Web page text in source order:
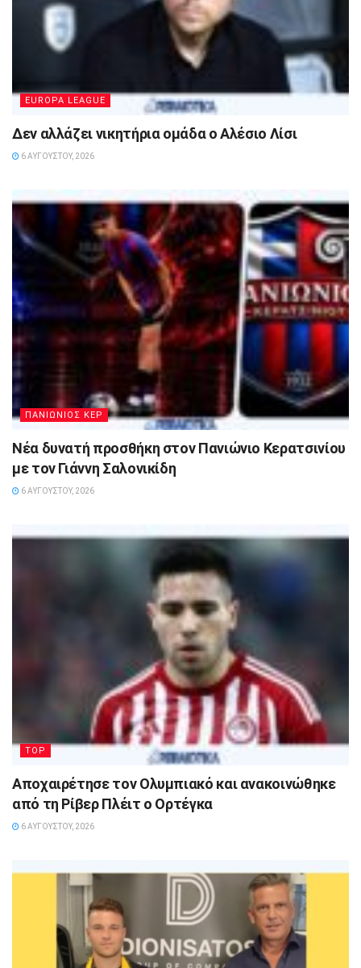
EUROPA LEAGUE
Δεν αλλάζει νικητήρια ομάδα ο Αλέσιο Λίσι
6 ΑΥΓΟΎΣΤΟΥ, 2026
ΠΑΝΙΩΝΙΟΣ ΚΕΡ
Νέα δυνατή προσθήκη στον Πανιώνιο Κερατσινίου
με τον Γιάννη Σαλονικίδη
6 ΑΥΓΟΎΣΤΟΥ, 2026
TOP
Αποχαιρέτησε τον Ολυμπιακό και ανακοινώθηκε
από τη Ρίβερ Πλέιτ ο Ορτέγκα
6 ΑΥΓΟΎΣΤΟΥ, 2026